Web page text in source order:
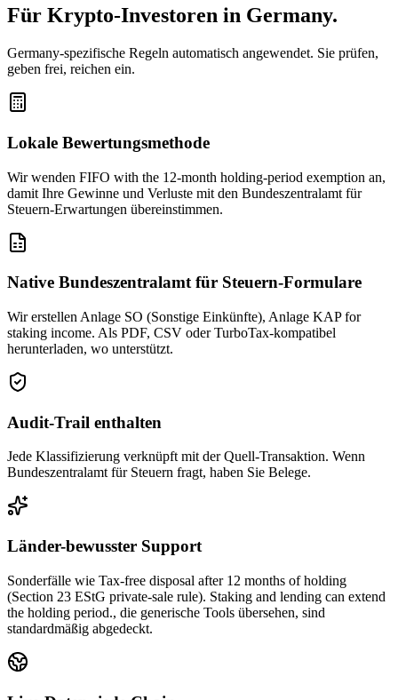
Für Krypto-Investoren in Germany.
Germany-spezifische Regeln automatisch angewendet. Sie prüfen,
geben frei, reichen ein.
Lokale Bewertungsmethode
Wir wenden FIFO with the 12-month holding-period exemption an,
damit Ihre Gewinne und Verluste mit den Bundeszentralamt für
Steuern-Erwartungen übereinstimmen.
Native Bundeszentralamt für Steuern-Formulare
Wir erstellen Anlage SO (Sonstige Einkünfte), Anlage KAP for
staking income. Als PDF, CSV oder TurboTax-kompatibel
herunterladen, wo unterstützt.
Audit-Trail enthalten
Jede Klassifizierung verknüpft mit der Quell-Transaktion. Wenn
Bundeszentralamt für Steuern fragt, haben Sie Belege.
Länder-bewusster Support
Sonderfälle wie Tax-free disposal after 12 months of holding
(Section 23 EStG private-sale rule). Staking and lending can extend
the holding period., die generische Tools übersehen, sind
standardmäßig abgedeckt.